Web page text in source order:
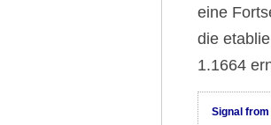
eine
die
1.1664
Signal